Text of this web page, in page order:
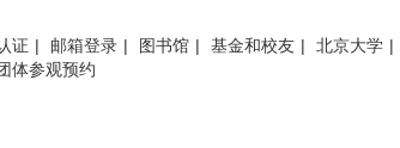
证 | 邮箱登录 | 图书馆 | 基金和校友 | 北京大学 |
体参观预约